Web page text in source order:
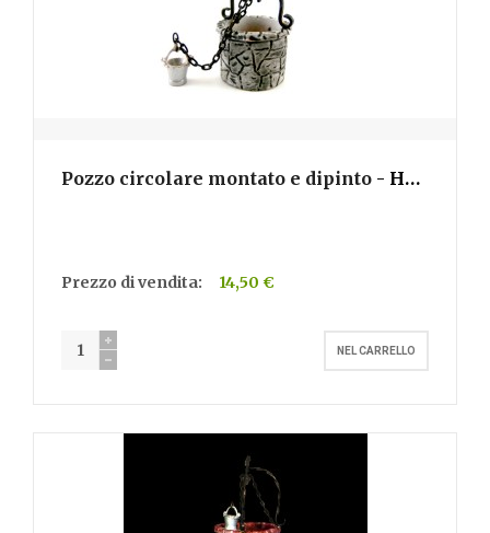
Pozzo circolare montato e dipinto - H300
Prezzo di vendita: 14,50 €